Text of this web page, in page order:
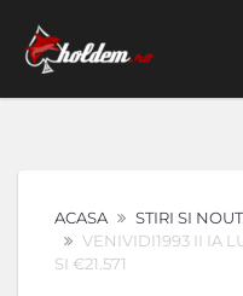
ACASA STIRI SI
VENIVIDI1993 II IA
SI €21.571